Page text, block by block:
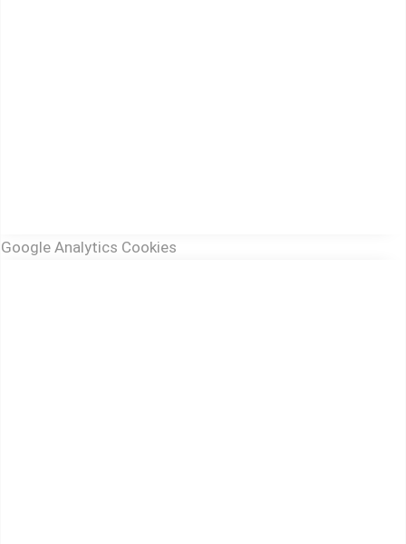
Google Analytics Cookies